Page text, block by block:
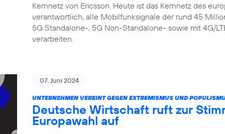
Kernnetz von Ericsson. Heute ist das Kernnetz des
verantwortlich, alle Mobilfunksignale der rund 45
5G Standalone-, 5G Non-Standalone- sowie mit 4G/
verarbeiten.
07. Juni 2024
UNTERNEHMEN VEREINT GEGEN EXTREMISMUS UND
Deutsche Wirtschaft ruft zur
Europawahl auf